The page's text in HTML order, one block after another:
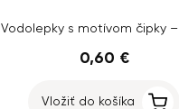
Vodolepky s motívom čipky –
0,60 €
Vložiť do košíka